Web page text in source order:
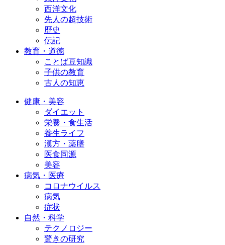
西洋文化
先人の超技術
歴史
伝記
教育・道徳
ことば豆知識
子供の教育
古人の知恵
健康・美容
ダイエット
栄養・食生活
養生ライフ
漢方・薬膳
医食同源
美容
病気・医療
コロナウイルス
病気
症状
自然・科学
テクノロジー
驚きの研究